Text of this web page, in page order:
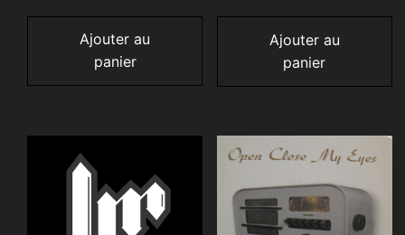
Ajouter au
panier
Ajouter au
panier